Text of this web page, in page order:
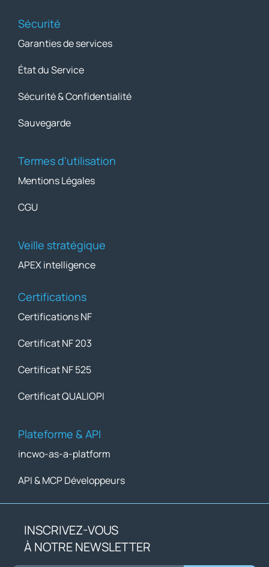
Sécurité
Garanties de services
État du Service
Sécurité & Confidentialité
Sauvegarde
Termes d'utilisation
Mentions Légales
CGU
Veille stratégique
APEX intelligence
Certifications
Certifications NF
Certificat NF 203
Certificat NF 525
Certificat QUALIOPI
Plateforme & API
incwo-as-a-platform
API & MCP Développeurs
INSCRIVEZ-VOUS
À NOTRE NEWSLETTER